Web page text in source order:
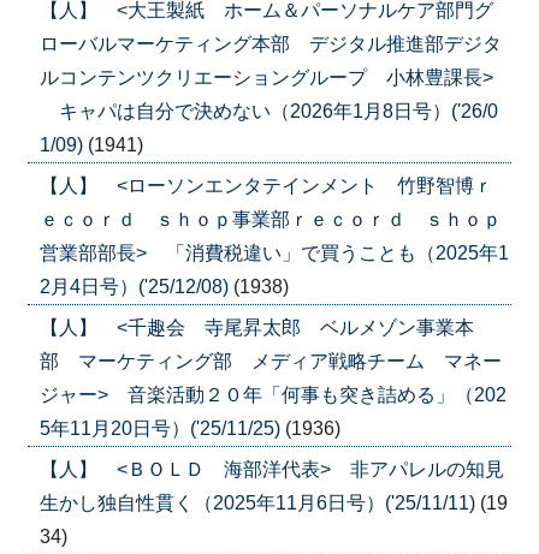
【人】 <大王製紙 ホーム＆パーソナルケア部門グ
ローバルマーケティング本部 デジタル推進部デジタ
ルコンテンツクリエーショングループ 小林豊課長>
キャパは自分で決めない（2026年1月8日号）('26/0
1/09) (1941)
【人】 <ローソンエンタテインメント 竹野智博ｒ
ｅｃｏｒｄ ｓｈｏｐ事業部ｒｅｃｏｒｄ ｓｈｏｐ
営業部部長> 「消費税違い」で買うことも（2025年1
2月4日号）('25/12/08) (1938)
【人】 <千趣会 寺尾昇太郎 ベルメゾン事業本
部 マーケティング部 メディア戦略チーム マネー
ジャー> 音楽活動２０年「何事も突き詰める」（202
5年11月20日号）('25/11/25) (1936)
【人】 <ＢＯＬＤ 海部洋代表> 非アパレルの知見
生かし独自性貫く（2025年11月6日号）('25/11/11) (19
34)